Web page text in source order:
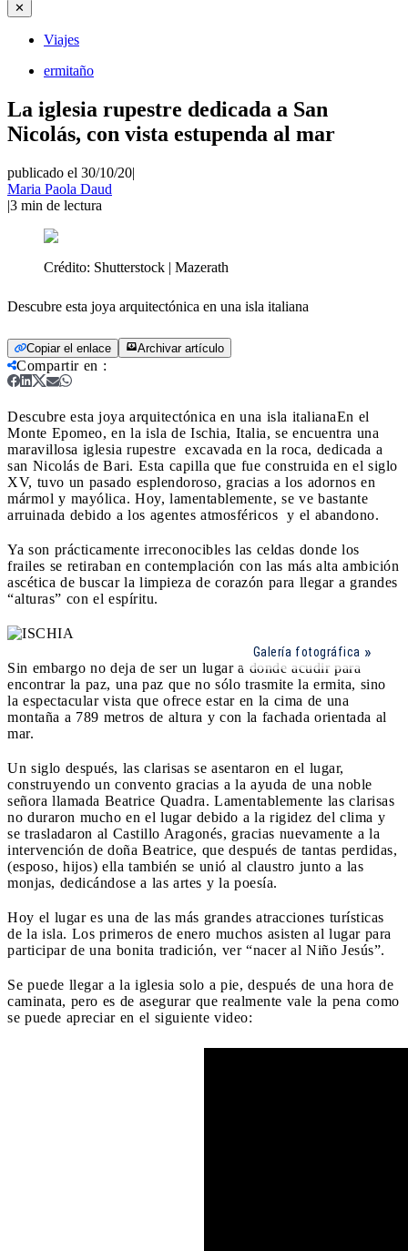
✕
Viajes
ermitaño
La iglesia rupestre dedicada a San
Nicolás, con vista estupenda al mar
publicado el 30/10/20|
Maria Paola Daud
|3 min de lectura
Crédito: Shutterstock | Mazerath
Descubre esta joya arquitectónica en una isla italiana
Copiar el enlace Archivar artículo
Compartir en :
Descubre esta joya arquitectónica en una isla italianaEn el
Monte Epomeo, en la isla de Ischia, Italia, se encuentra una
maravillosa iglesia rupestre excavada en la roca, dedicada a
san Nicolás de Bari. Esta capilla que fue construida en el siglo
XV, tuvo un pasado esplendoroso, gracias a los adornos en
mármol y mayólica. Hoy, lamentablemente, se ve bastante
arruinada debido a los agentes atmosféricos y el abandono.
Ya son prácticamente irreconocibles las celdas donde los
frailes se retiraban en contemplación con las más alta ambición
ascética de buscar la limpieza de corazón para llegar a grandes
“alturas” con el espíritu.
Galería fotográfica
Sin embargo no deja de ser un lugar a donde acudir para
encontrar la paz, una paz que no sólo trasmite la ermita, sino
la espectacular vista que ofrece estar en la cima de una
montaña a 789 metros de altura y con la fachada orientada al
mar.
Un siglo después, las clarisas se asentaron en el lugar,
construyendo un convento gracias a la ayuda de una noble
señora llamada Beatrice Quadra. Lamentablemente las clarisas
no duraron mucho en el lugar debido a la rigidez del clima y
se trasladaron al Castillo Aragonés, gracias nuevamente a la
intervención de doña Beatrice, que después de tantas perdidas,
(esposo, hijos) ella también se unió al claustro junto a las
monjas, dedicándose a las artes y la poesía.
Hoy el lugar es una de las más grandes atracciones turísticas
de la isla. Los primeros de enero muchos asisten al lugar para
participar de una bonita tradición, ver “nacer al Niño Jesús”.
Se puede llegar a la iglesia solo a pie, después de una hora de
caminata, pero es de asegurar que realmente vale la pena como
se puede apreciar en el siguiente video: